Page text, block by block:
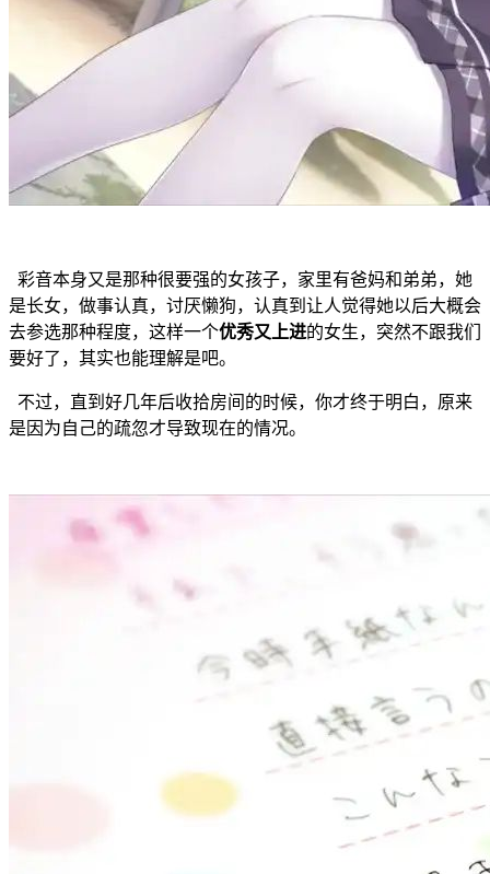
彩音本身又是那种很要强的女孩子，家里有爸妈和弟弟，她
是长女，做事认真，讨厌懒狗，认真到让人觉得她以后大概会
去参选那种程度，这样一个优秀又上进的女生，突然不跟我们
要好了，其实也能理解是吧。
不过，直到好几年后收拾房间的时候，你才终于明白，原来
是因为自己的疏忽才导致现在的情况。